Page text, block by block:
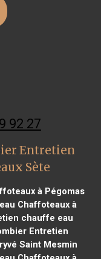
92 27
Entretien
Sète
à Pégomas
Chaffoteaux à
chauffe eau
Entretien
Saint Mesmin